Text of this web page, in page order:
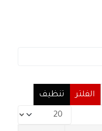
الفلتر
تنظيف
عدد الإظهارات: